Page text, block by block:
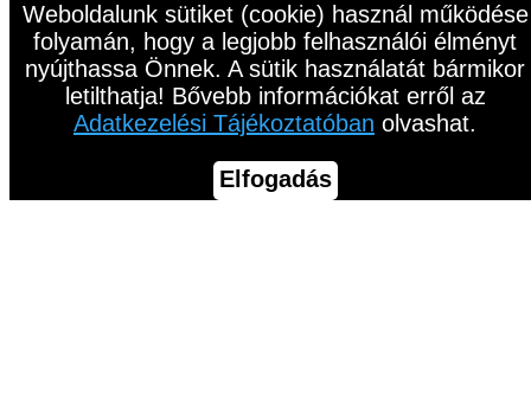
Weboldalunk sütiket (cookie) használ működése
folyamán, hogy a legjobb felhasználói élményt
nyújthassa Önnek. A sütik használatát bármikor
letilthatja! Bővebb információkat erről az
Adatkezelési Tájékoztatóban olvashat.
Elfogadás